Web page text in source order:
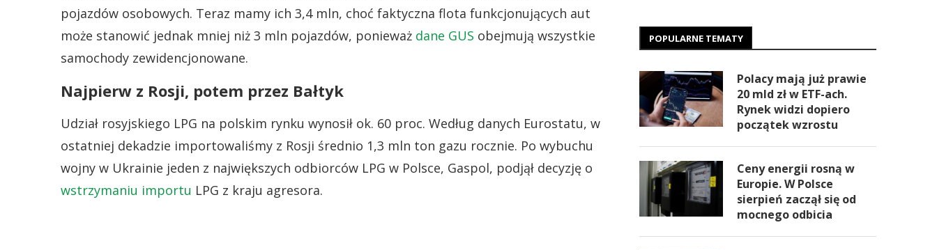
pojazdów osobowych. Teraz mamy ich 3,4 mln, choć faktyczna flota funkcjonujących aut
może stanowić jednak mniej niż 3 mln pojazdów, ponieważ dane GUS obejmują wszystkie
samochody zewidencjonowane.
Najpierw z Rosji, potem przez Bałtyk
Udział rosyjskiego LPG na polskim rynku wynosił ok. 60 proc. Według danych Eurostatu, w
ostatniej dekadzie importowaliśmy z Rosji średnio 1,3 mln ton gazu rocznie. Po wybuchu
wojny w Ukrainie jeden z największych odbiorców LPG w Polsce, Gaspol, podjął decyzję o
wstrzymaniu importu LPG z kraju agresora.
POPULARNE TEMATY
Polacy mają już prawie
20 mld zł w ETF-ach.
Rynek widzi dopiero
początek wzrostu
Ceny energii rosną w
Europie. W Polsce
sierpień zaczął się od
mocnego odbicia